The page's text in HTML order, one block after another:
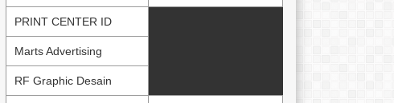
PRINT CENTER ID
Marts Advertising
RF Graphic Desain